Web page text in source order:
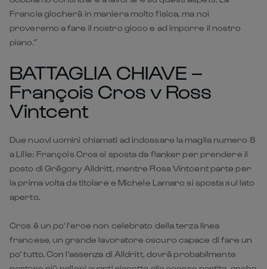
BATTAGLIA CHIAVE –
François Cros v Ross
Vintcent
Due nuovi uomini chiamati ad indossare la maglia numero 8
a Lille: François Cros si sposta da flanker per prendere il
posto di Grégory Alldritt, mentre Ross Vintcent parte per
aperto.
Cros è un po' l'eroe non celebrato della terza linea
francese, un grande lavoratore oscuro capace di fare un
po' tutto. Con l'assenza di Alldritt, dovrà probabilmente
se il suo carico potrebbe abbassarsi grazie alla decisione
di schierare dal primo minuto Tuilagi.
Per l'italiano Vintcent, invece, il percorso verso la gloria è